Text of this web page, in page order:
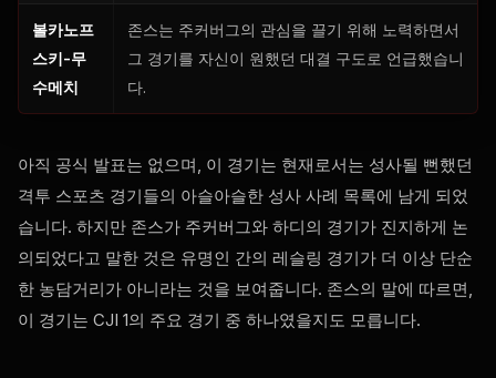
볼카노프
스키-무
수메치
존스는 주커버그의 관심을 끌기 위해 노력하면서
그 경기를 자신이 원했던 대결 구도로 언급했습니
다.
아직 공식 발표는 없으며, 이 경기는 현재로서는 성사될 뻔했던
격투 스포츠 경기들의 아슬아슬한 성사 사례 목록에 남게 되었
습니다. 하지만 존스가 주커버그와 하디의 경기가 진지하게 논
의되었다고 말한 것은 유명인 간의 레슬링 경기가 더 이상 단순
한 농담거리가 아니라는 것을 보여줍니다. 존스의 말에 따르면,
이 경기는 CJI 1의 주요 경기 중 하나였을지도 모릅니다.